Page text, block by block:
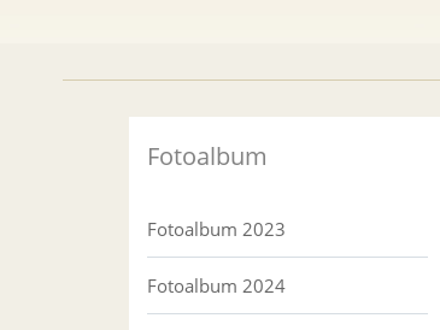
Fotoalbum
Fotoalbum 2023
Fotoalbum 2024